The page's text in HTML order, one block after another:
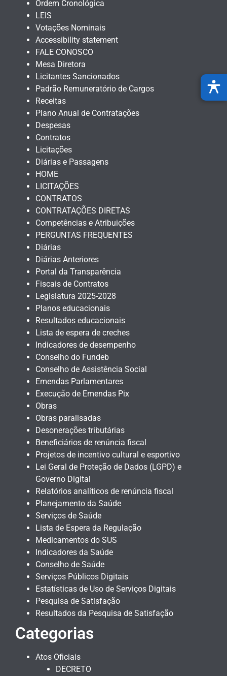
Ordem Cronológica
LEIS
Votações Nominais
Accessibility statement
FALE CONOSCO
Mesa Diretora
Licitantes Sancionados
Padrão Remuneratório de Cargos
Receitas
Plano Anual de Contratações
Despesas
Contratos
Licitações
Diárias e Passagens
HOME
LICITAÇÕES
CONTRATOS
CONTRATAÇÕES DIRETAS
Competências e Atribuições
PERGUNTAS FREQUENTES
Diárias
Diárias Anteriores
Portal da Transparência
Fiscais de Contratos
Legislatura 2025-2028
Planos educacionais
Resultados educacionais
Lista de espera de creches
Indicadores de desempenho
Conselho do Fundeb
Conselho de Assistência Social
Emendas Parlamentares
Execução de Emendas Pix
Obras
Obras paralisadas
Desonerações tributárias
Beneficiários de renúncia fiscal
Projetos de incentivo cultural e esportivo
Lei Geral de Proteção de Dados (LGPD) e
Governo Digital
Relatórios analíticos de renúncia fiscal
Planejamento da Saúde
Serviços de Saúde
Lista de Espera da Regulação
Medicamentos do SUS
Indicadores da Saúde
Conselho de Saúde
Serviços Públicos Digitais
Estatísticas de Uso de Serviços Digitais
Pesquisa de Satisfação
Resultados da Pesquisa de Satisfação
Categorias
Atos Oficiais
DECRETO